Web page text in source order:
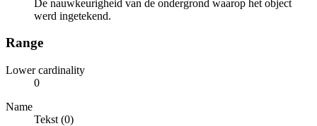
De nauwkeurigheid van de ondergrond waarop het object
werd ingetekend.
Range
Lower cardinality
0
Name
Tekst (0)